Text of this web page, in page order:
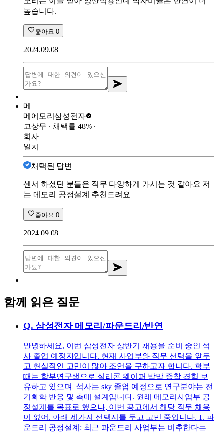
높습니다.
좋아요 0
2024.09.08
메
메에모리 삼성전자
코상무 ∙ 채택률 48% ∙
회사
일치
채택된 답변
센서 하셨던 분들은 직무 다양하게 가시는 것 같아요 저
는 메모리 공정설계 추천드려요
좋아요 0
2024.09.08
함께 읽은 질문
Q. 삼성전자 메모리/파운드리/반연
안녕하세요, 이번 삼성전자 상반기 채용을 준비 중인 석
사 졸업 예정자입니다. 현재 사업부와 직무 선택을 앞두
고 현실적인 고민이 많아 조언을 구하고자 합니다. 학부
때는 학부연구생으로 실리콘 웨이퍼 박막 증착 경험 보
유하고 있으며, 석사는 sky 졸업 예정으로 연구분야는 전
기화학 반응 및 촉매 설계입니다. 원래 메모리사업부 공
정설계를 목표로 했으나, 이번 공고에서 해당 직무 채용
이 없어. 아래 세가지 선택지를 두고 고민 중입니다. 1. 파
운드리 공정설계: 최근 파운드리 사업부는 비추한다는